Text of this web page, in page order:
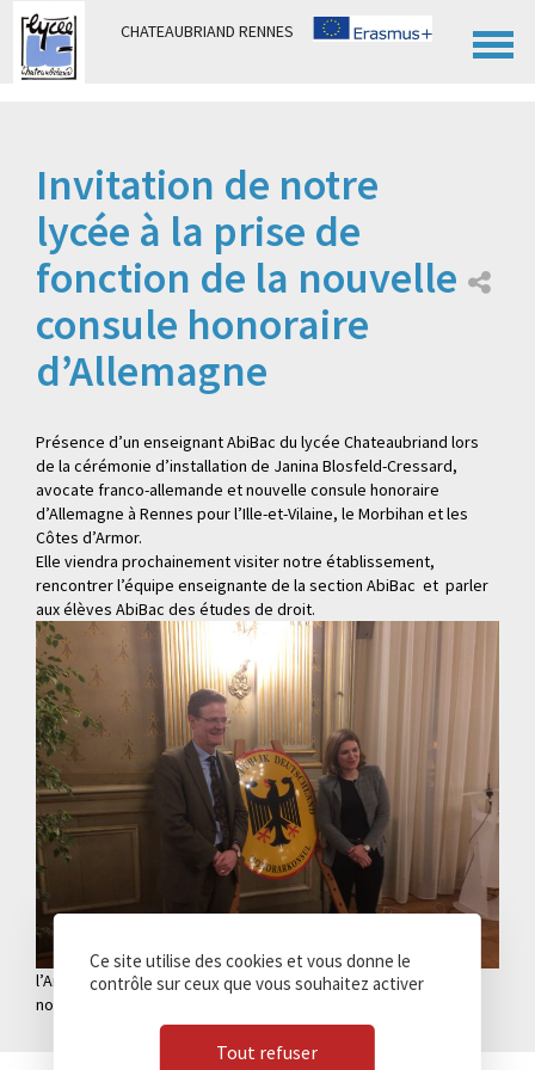
CHATEAUBRIAND RENNES
Invitation de notre
lycée à la prise de
fonction de la nouvelle
consule honoraire
d’Allemagne
Présence d’un enseignant AbiBac du lycée Chateaubriand lors
de la cérémonie d’installation de Janina Blosfeld-Cressard,
avocate franco-allemande et nouvelle consule honoraire
d’Allemagne à Rennes pour l’Ille-et-Vilaine, le Morbihan et les
Côtes d’Armor.
Elle viendra prochainement visiter notre établissement,
rencontrer l’équipe enseignante de la section AbiBac et parler
aux élèves AbiBac des études de droit.
l’Ambassadeur d’Allemagne, Nikolaus Meyer-Landrut et la
nouvelle consule, Janina Blosfeld-Cressard
Panneau de gestion des cookies
Ce site utilise des cookies et vous donne le
contrôle sur ceux que vous souhaitez activer
Tout refuser